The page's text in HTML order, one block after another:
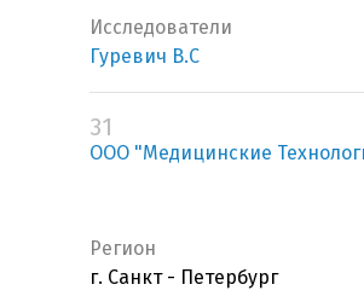
Исследователи
Гуревич В.С
31
ООО "Медицинские
Регион
г. Санкт - Петербург